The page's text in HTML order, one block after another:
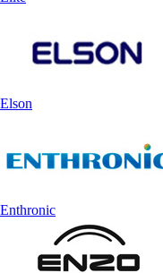
Elson
Enthronic